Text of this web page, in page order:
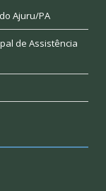
Ajuru/PA
de Assistência